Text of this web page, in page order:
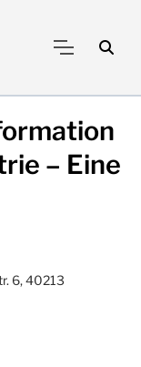
– Eine
6, 40213